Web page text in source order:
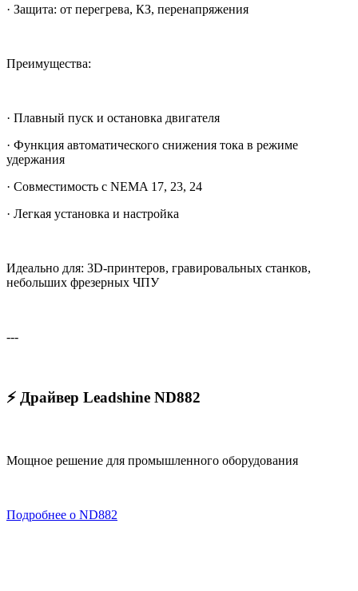
· Защита: от перегрева, КЗ, перенапряжения
Преимущества:
· Плавный пуск и остановка двигателя
· Функция автоматического снижения тока в режиме
удержания
· Совместимость с NEMA 17, 23, 24
· Легкая установка и настройка
Идеально для: 3D-принтеров, гравировальных станков,
небольших фрезерных ЧПУ
---
⚡ Драйвер Leadshine ND882
Мощное решение для промышленного оборудования
Подробнее о ND882